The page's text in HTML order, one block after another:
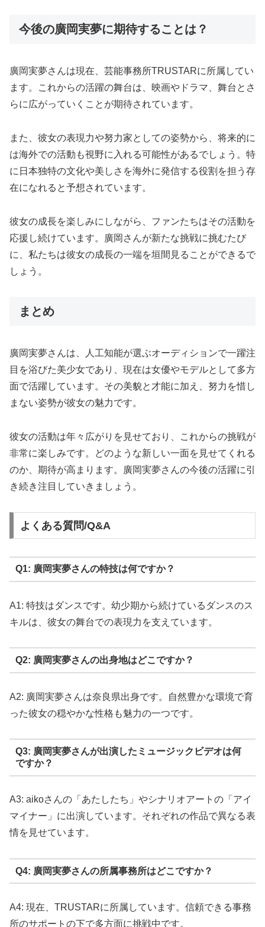
今後の廣岡実夢に期待することは？
廣岡実夢さんは現在、芸能事務所TRUSTARに所属してい
ます。これからの活躍の舞台は、映画やドラマ、舞台とさ
らに広がっていくことが期待されています。
また、彼女の表現力や努力家としての姿勢から、将来的に
は海外での活動も視野に入れる可能性があるでしょう。特
に日本独特の文化や美しさを海外に発信する役割を担う存
在になれると予想されています。
彼女の成長を楽しみにしながら、ファンたちはその活動を
応援し続けています。廣岡さんが新たな挑戦に挑むたび
に、私たちは彼女の成長の一端を垣間見ることができるで
しょう。
まとめ
廣岡実夢さんは、人工知能が選ぶオーディションで一躍注
目を浴びた美少女であり、現在は女優やモデルとして多方
面で活躍しています。その美貌と才能に加え、努力を惜し
まない姿勢が彼女の魅力です。
彼女の活動は年々広がりを見せており、これからの挑戦が
非常に楽しみです。どのような新しい一面を見せてくれる
のか、期待が高まります。廣岡実夢さんの今後の活躍に引
き続き注目していきましょう。
よくある質問/Q&A
Q1: 廣岡実夢さんの特技は何ですか？
A1: 特技はダンスです。幼少期から続けているダンスのス
キルは、彼女の舞台での表現力を支えています。
Q2: 廣岡実夢さんの出身地はどこですか？
A2: 廣岡実夢さんは奈良県出身です。自然豊かな環境で育
った彼女の穏やかな性格も魅力の一つです。
Q3: 廣岡実夢さんが出演したミュージックビデオは何
ですか？
A3: aikoさんの「あたしたち」やシナリオアートの「アイ
マイナー」に出演しています。それぞれの作品で異なる表
情を見せています。
Q4: 廣岡実夢さんの所属事務所はどこですか？
A4: 現在、TRUSTARに所属しています。信頼できる事務
所のサポートの下で多方面に挑戦中です。